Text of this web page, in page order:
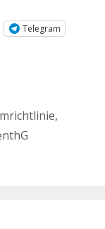
Telegram
,